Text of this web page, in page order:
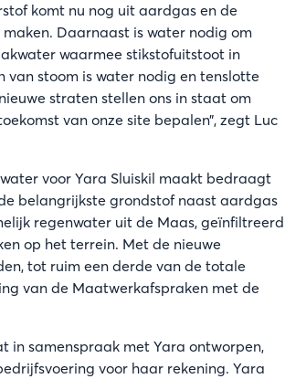
komt nu nog uit aardgas en de
Daarnaast is water nodig om
waarmee stikstofuitstoot in
van stoom is water nodig en tenslotte
straten stellen ons in staat om
van onze site bepalen”, zegt Luc
voor Yara Sluiskil maakt bedraagt
belangrijkste grondstof naast aardgas
regenwater uit de Maas, geïnfiltreerd
op het terrein. Met de nieuwe
tot ruim een derde van de totale
van de Maatwerkafspraken met de
in samenspraak met Yara ontworpen,
voor haar rekening. Yara